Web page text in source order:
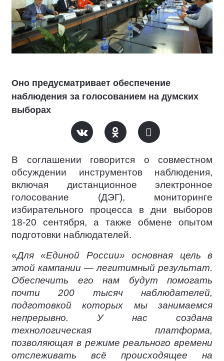
Оно предусматривает обеспечение
наблюдения за голосованием на думских
выборах
В соглашении говорится о совместном
обсуждении инструментов наблюдения,
включая дистанционное электронное
голосование (ДЭГ), мониторинге
избирательного процесса в дни выборов
18-20 сентября, а также обмене опытом
подготовки наблюдателей.
«Для «Единой России» основная цель в
этой кампании — легитимный результат.
Обеспечить его нам будут помогать
почти 200 тысяч наблюдателей,
подготовкой которых мы занимаемся
непрерывно. У нас создана
технологическая платформа,
позволяющая в режиме реального времени
отслеживать всё происходящее на